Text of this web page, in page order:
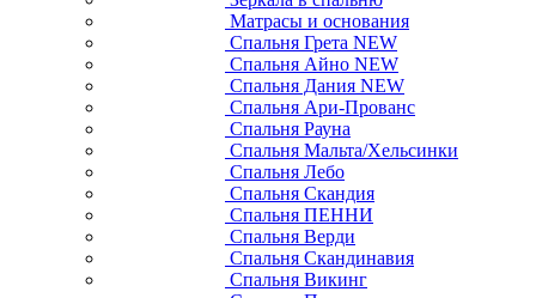
Матрасы и основания
Спальня Грета NEW
Спальня Айно NEW
Спальня Дания NEW
Спальня Ари-Прованс
Спальня Рауна
Спальня Мальта/Хельсинки
Спальня Лебо
Спальня Скандия
Спальня ПЕННИ
Спальня Верди
Спальня Скандинавия
Спальня Викинг